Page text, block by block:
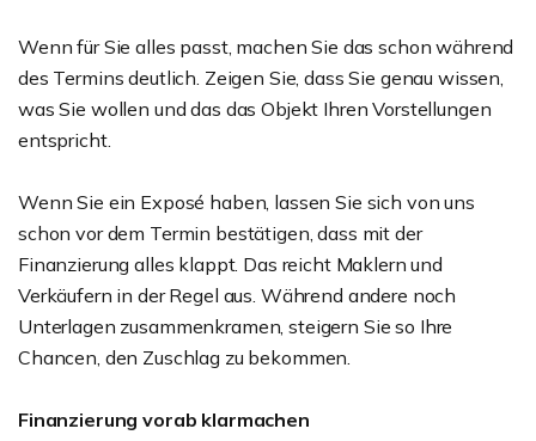
Wenn für Sie alles passt, machen Sie das schon während
des Termins deutlich. Zeigen Sie, dass Sie genau wissen,
was Sie wollen und das das Objekt Ihren Vorstellungen
entspricht.
Wenn Sie ein Exposé haben, lassen Sie sich von uns
schon vor dem Termin bestätigen, dass mit der
Finanzierung alles klappt. Das reicht Maklern und
Verkäufern in der Regel aus. Während andere noch
Unterlagen zusammenkramen, steigern Sie so Ihre
Chancen, den Zuschlag zu bekommen.
Finanzierung vorab klarmachen